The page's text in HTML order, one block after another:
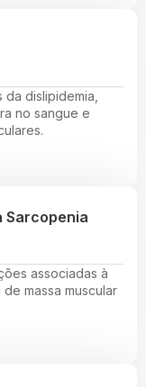
dislipidemia,
no sangue e
Sarcopenia
associadas à
massa muscular